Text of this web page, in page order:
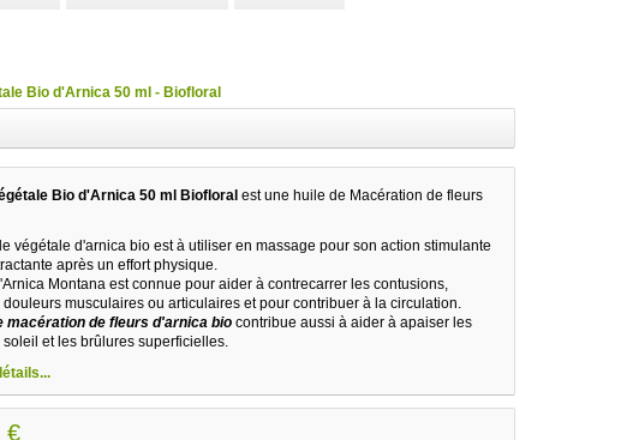
Bio d'Arnica 50 ml - Biofloral
Bio d'Arnica 50 ml Biofloral est une huile de Macération de fleurs
végétale d'arnica bio est à utiliser en massage pour son action stimulante
après un effort physique.
Montana est connue pour aider à contrecarrer les contusions,
douleurs musculaires ou articulaires et pour contribuer à la circulation.
macération de fleurs d'arnica bio contribue aussi à aider à apaiser les
soleil et les brûlures superficielles.
€